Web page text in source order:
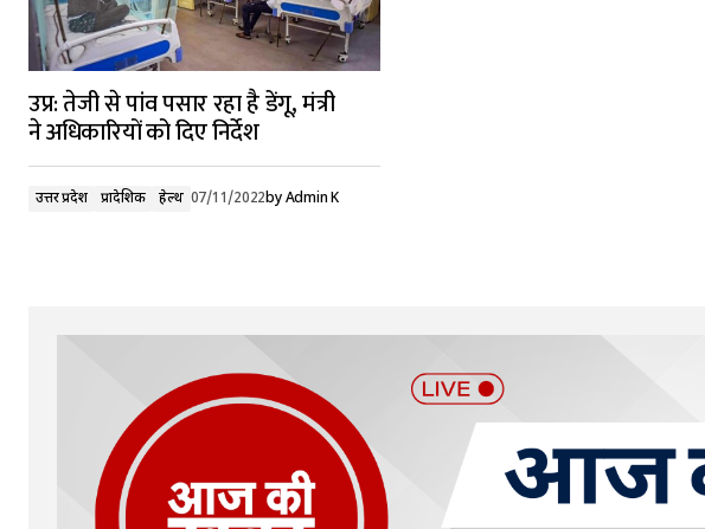
उप्र: तेजी से पांव पसार रहा है डेंगू, मंत्री
ने अधिकारियों को दिए निर्देश
उत्तर प्रदेश प्रादेशिक हेल्थ 07/11/2022by Admin K